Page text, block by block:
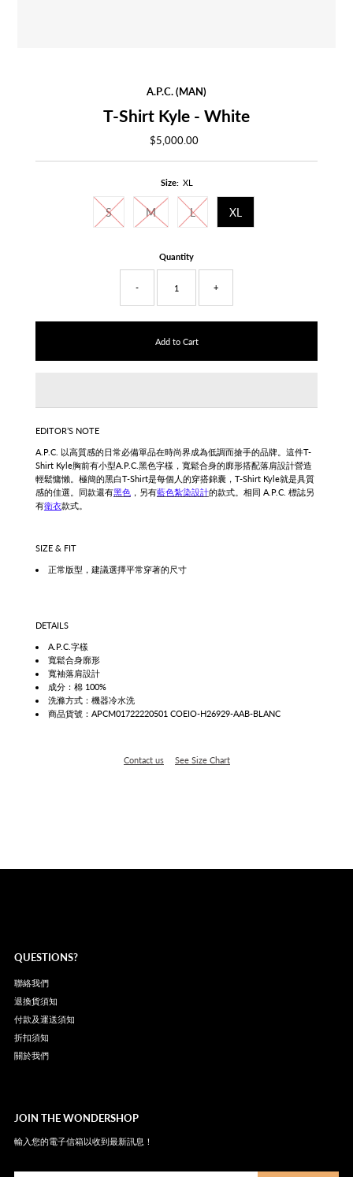
A.P.C. (MAN)
T-Shirt Kyle - White
Regular
$5,000.00
Size: XL
S M L XL
Quantity
- +
EDITOR’S NOTE
A.P.C. 以高質感的日常必備單品在時尚界成為低調而搶手的品牌。這件T-
Shirt Kyle胸前有小型A.P.C.黑色字樣，寬鬆合身的廓形搭配落肩設計營造
輕鬆慵懶。極簡的黑白T-Shirt是每個人的穿搭錦囊，T-Shirt Kyle就是具質
感的佳選。同款還有黑色，另有藍色紮染設計的款式。 相同 A.P.C. 標誌另
有衛衣款式。
SIZE & FIT
正常版型，建議選擇平常穿著的尺寸
DETAILS
A.P.C.字樣
寬鬆合身廓形
寬袖落肩設計
成分：棉 100%
洗滌方式：機器冷水洗
商品貨號：APCM01722220501 COEIO-H26929-AAB-BLANC
Contact us See Size Chart
QUESTIONS?
聯絡我們
退換貨須知
付款及運送須知
折扣須知
關於我們
JOIN THE WONDERSHOP
輸入您的電子信箱以收到最新訊息！